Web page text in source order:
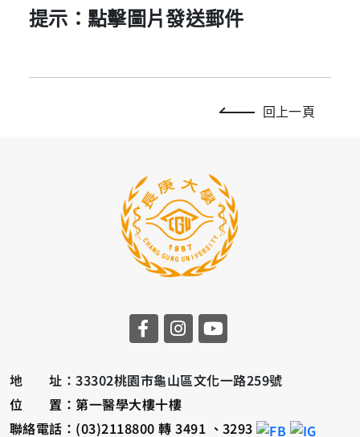
提示：點擊圖片發送郵件
回上一頁
地 址：33302桃園市龜山區文化一路259號
位 置：第一醫學大樓十樓
聯絡電話：(03)2118800 轉 3491 、3293